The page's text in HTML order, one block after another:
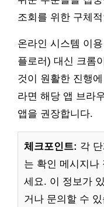
조회를 위한 구체
온라인 시스템 이
플로러) 대신 크롬
것이 원활한 진행
라면 해당 앱 브라
앱을 권장합니다.
체크포인트: 각
는 확인 메시지나
세요. 이 정보가
거나 문의할 수